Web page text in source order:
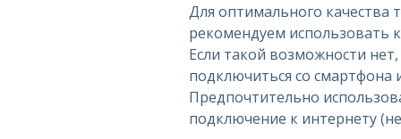
Для оптимального качества
рекомендуем использовать
Если такой возможности
подключиться со смартфона
Предпочтительно
подключение к интернету